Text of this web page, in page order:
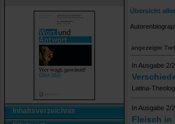
Inhaltsverzeichnis
Übersicht
angezeigte
In Ausgabe 2/
Latina-
In Ausgabe 2/
Fleisch in